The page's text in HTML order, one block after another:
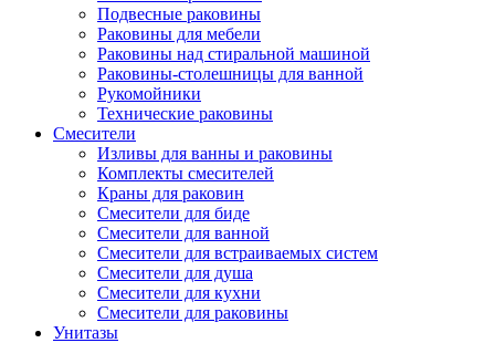
Подвесные раковины
Раковины для мебели
Раковины над стиральной машиной
Раковины-столешницы для ванной
Рукомойники
Технические раковины
Смесители
Изливы для ванны и раковины
Комплекты смесителей
Краны для раковин
Смесители для биде
Смесители для ванной
Смесители для встраиваемых систем
Смесители для душа
Смесители для кухни
Смесители для раковины
Унитазы